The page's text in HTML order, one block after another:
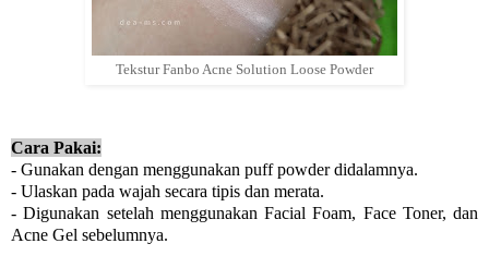
Tekstur Fanbo Acne Solution Loose Powder
Cara Pakai:
- Gunakan dengan menggunakan puff powder didalamnya.
- Ulaskan pada wajah secara tipis dan merata.
- Digunakan setelah menggunakan Facial Foam, Face Toner, dan
Acne Gel sebelumnya.